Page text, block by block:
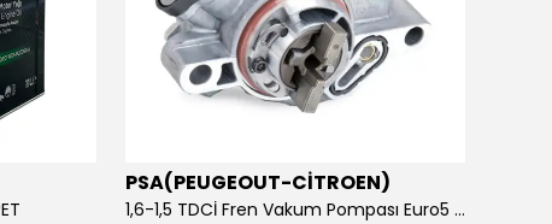
PSA(PEUGEOUT-CİTROEN)
1,6-1,5 TDCİ Fren Vakum Pompası Euro5 2013-2018 | ORİJİNAL